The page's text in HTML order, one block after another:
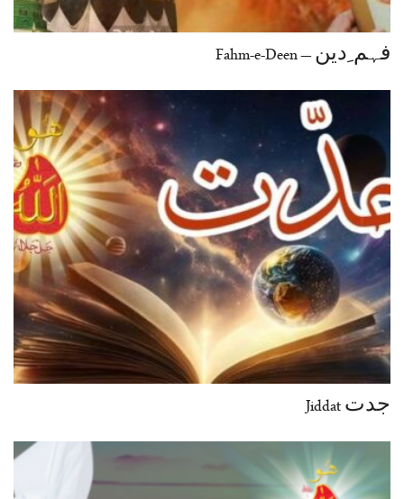
فہم ِدین – Fahm-e-Deen
جدت Jiddat